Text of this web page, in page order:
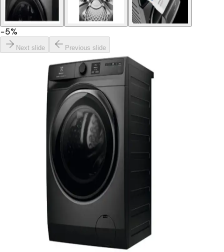
−5%
Next slide Previous slide